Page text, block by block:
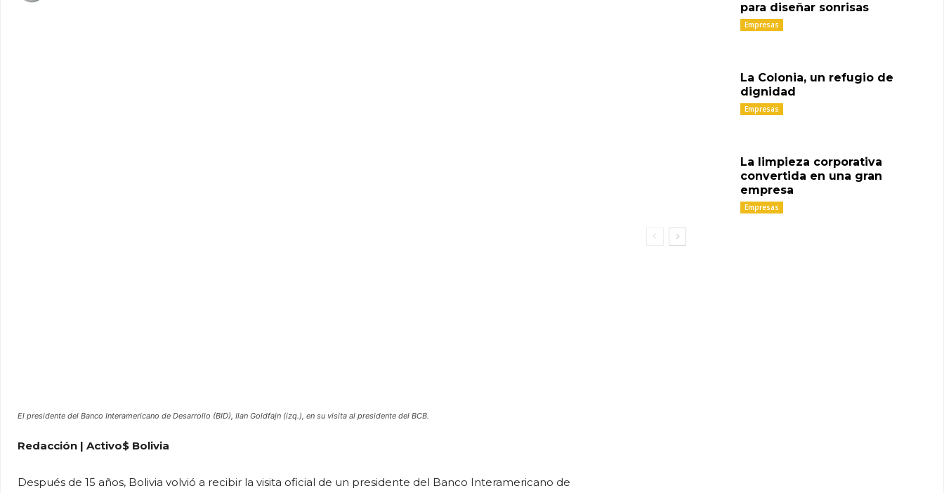
El presidente del Banco Interamericano de Desarrollo (BID), Ilan Goldfajn (izq.), en su visita al presidente del BCB.
Redacción | Activo$ Bolivia
Después de 15 años, Bolivia volvió a recibir la visita oficial de un presidente del Banco Interamericano de
para diseñar sonrisas
Empresas
La Colonia, un refugio de
dignidad
Empresas
La limpieza corporativa
convertida en una gran
empresa
Empresas